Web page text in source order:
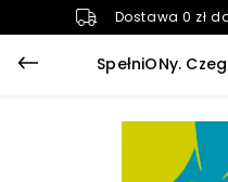
Dostawa 0 zł
SpełniONy.